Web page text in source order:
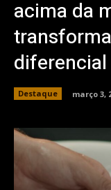
acima da
Destaque março 3,